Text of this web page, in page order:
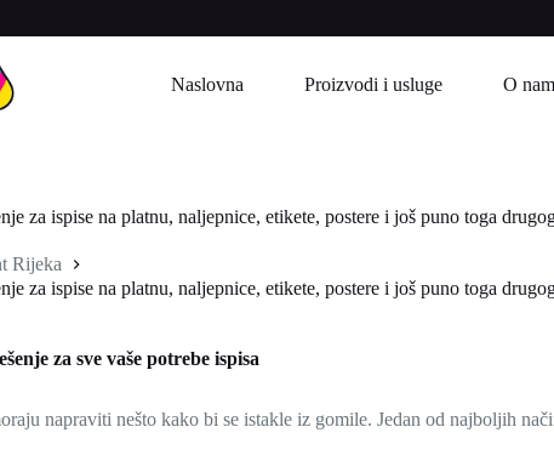
Naslovna
Proizvodi i usluge O
za ispise na platnu, naljepnice, etikete, postere i još puno toga
Rijeka
za ispise na platnu, naljepnice, etikete, postere i još puno toga
za sve vaše potrebe ispisa
napraviti nešto kako bi se istakle iz gomile. Jedan od najboljih